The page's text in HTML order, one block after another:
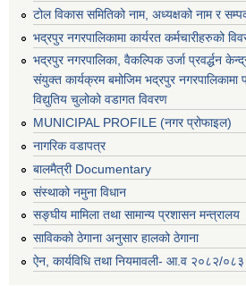
टोल विकास समितिको नाम, अध्यक्षको नाम र
भद्रपुर नगरपालिकामा कार्यरत कर्मचारीहरुको
भद्रपुर नगरपालिका, वैकल्पिक उर्जा प्रवर्द्धन
संयुक्त कार्यक्रम बमोजिम भद्रपुर नगरपालिकामा
विद्युतिय चुलोको वडागत विवरण
MUNICIPAL PROFILE (नगर प्रोफाइल)
नागरिक वडापत्र
बालमैत्री Documentary
संस्थाको नमुना विधान
सङ्घीय मामिला तथा सामान्य प्रशासन मन्त्रालय
साविकको ठेगाना अनुसार हालको ठेगाना
ऐन, कार्यविधि तथा नियमावली- आ.व २०८२/०८३